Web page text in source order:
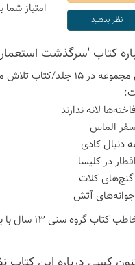
امتیاز
كتاب 'سرگذشت
گروه سنی 13 سال با بالا در نظر گرفته شده است)